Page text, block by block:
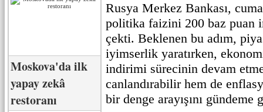
Moskova'da ilk
yapay zekâ
restoranı
Rusya Merkez Bankası,
politika faizini 200 baz puan
çekti. Beklenen bu adım,
iyimserlik yaratırken,
indirimi sürecinin devam
canlandırabilir hem de
bir denge arayışını gündeme